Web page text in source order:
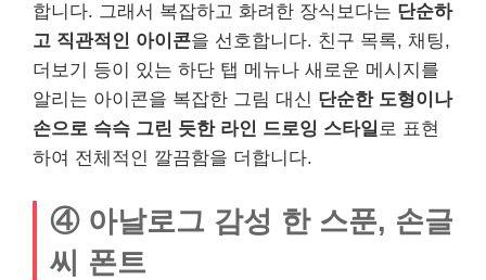
합니다. 그래서 복잡하고 화려한 장식보다는 단순하
고 직관적인 아이콘을 선호합니다. 친구 목록, 채팅,
더보기 등이 있는 하단 탭 메뉴나 새로운 메시지를
알리는 아이콘을 복잡한 그림 대신 단순한 도형이나
손으로 슥슥 그린 듯한 라인 드로잉 스타일로 표현
하여 전체적인 깔끔함을 더합니다.
④ 아날로그 감성 한 스푼, 손글
씨 폰트